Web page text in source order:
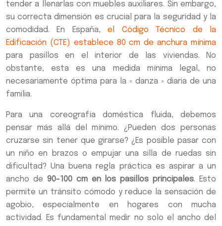
tender a llenarlas con muebles auxiliares. Sin embargo,
su correcta dimensión es crucial para la seguridad y la
comodidad. En España,el Código Técnico de la
Edificación (CTE) establece 80 cm de anchura mínima
para pasillos en el interior de las viviendas. No
obstante, esta es una medida mínima legal, no
necesariamente óptima para la « danza » diaria de una
familia.
Para una coreografía doméstica fluida, debemos
pensar más allá del mínimo. ¿Pueden dos personas
cruzarse sin tener que girarse? ¿Es posible pasar con
un niño en brazos o empujar una silla de ruedas sin
dificultad? Una buena regla práctica es aspirar a un
ancho de 90-100 cm en los pasillos principales. Esto
permite un tránsito cómodo y reduce la sensación de
agobio, especialmente en hogares con mucha
actividad. Es fundamental medir no solo el ancho del